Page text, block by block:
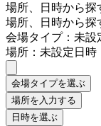
場所、日時から探
場所、日時から探
会場タイプ：未設
場所：未設定日時
会場タイプを選ぶ
場所を入力する
日時を選ぶ